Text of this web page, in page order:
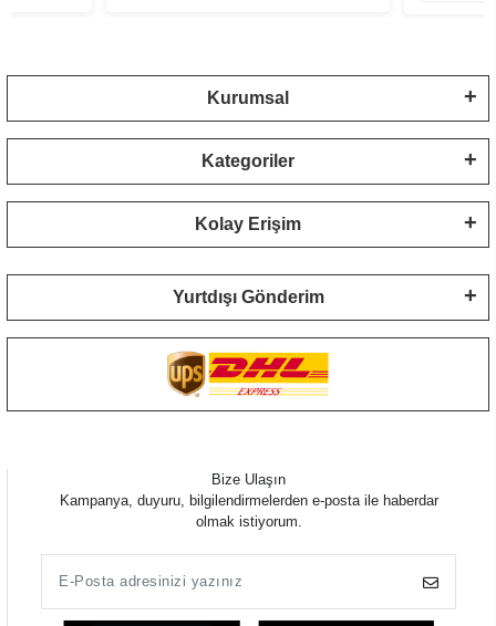
Kurumsal
Kategoriler
Kolay Erişim
Yurtdışı Gönderim
Bize Ulaşın
Kampanya, duyuru, bilgilendirmelerden e-posta ile haberdar
olmak istiyorum.